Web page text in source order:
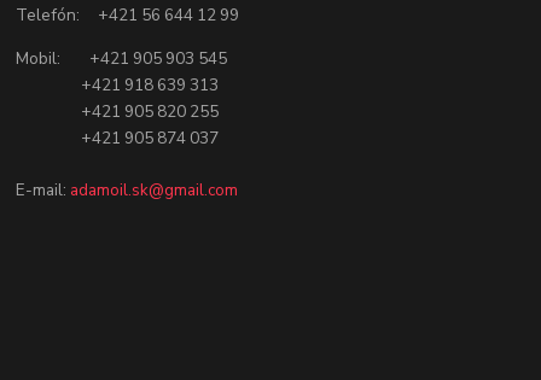
Telefón: +421 56 644 12 99
Mobil: +421 905 903 545
+421 918 639 313
+421 905 820 255
+421 905 874 037
E-mail: adamoil.sk@gmail.com